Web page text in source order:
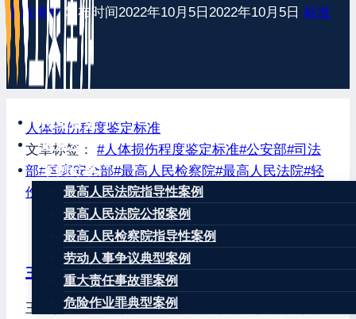
网站首页
最新发布
案例分享
最高人民法院指导性案例
最高人民法院公报案例
最高人民检察院指导性案例
劳动人事争议典型案例
重大责任事故罪案例
危险作业罪典型案例
王康律师 发布时间2022年10月5日 2022年10月5日 标准
人体损伤程度鉴定标准
文章标签： #人体损伤程度鉴定标准#公安部#司法
部#国家安全部#最高人民检察院#最高人民法院#轻
伤
轻微伤#重伤
王康律师
王康律师，注册安全工程师，北京华让律师事务所